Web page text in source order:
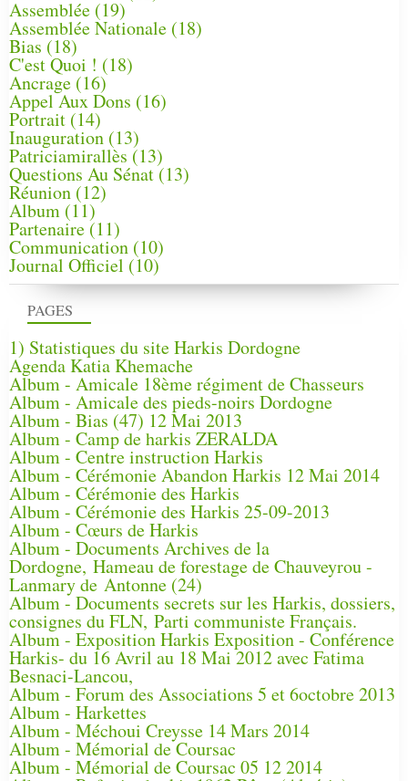
PAGES
1) Statistiques du site Harkis Dordogne
Agenda Katia Khemache
Album - Amicale 18ème régiment de Chasseurs
Album - Amicale des pieds-noirs Dordogne
Album - Bias (47) 12 Mai 2013
Album - Camp de harkis ZERALDA
Album - Centre instruction Harkis
Album - Cérémonie Abandon Harkis 12 Mai 2014
Album - Cérémonie des Harkis
Album - Cérémonie des Harkis 25-09-2013
Album - Cœurs de Harkis
Album - Documents Archives de la
Dordogne, Hameau de forestage de Chauveyrou -
Lanmary de Antonne (24)
Album - Documents secrets sur les Harkis, dossiers,
consignes du FLN, Parti communiste Français.
Album - Exposition Harkis Exposition - Conférence
Harkis- du 16 Avril au 18 Mai 2012 avec Fatima
Besnaci-Lancou,
Album - Forum des Associations 5 et 6octobre 2013
Album - Harkettes
Album - Méchoui Creysse 14 Mars 2014
Album - Mémorial de Coursac
Album - Mémorial de Coursac 05 12 2014
Assemblée (19)
Assemblée Nationale (18)
Bias (18)
C'est Quoi ! (18)
Ancrage (16)
Appel Aux Dons (16)
Portrait (14)
Inauguration (13)
Patriciamirallès (13)
Questions Au Sénat(13)
Réunion (12)
Album (11)
Partenaire(11)
Communication (10)
Journal Officiel (10)